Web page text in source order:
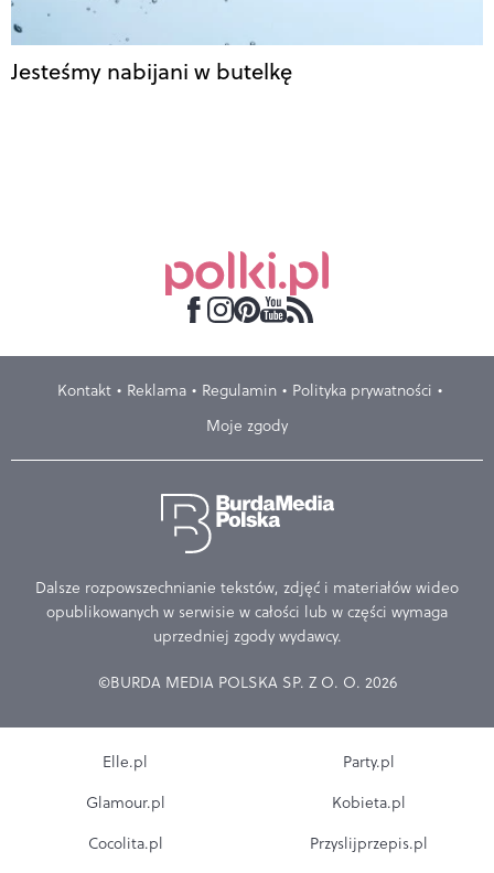
Jesteśmy nabijani w butelkę
Kontakt Reklama Regulamin
Polityka prywatności
Moje zgody
Dalsze rozpowszechnianie tekstów, zdjęć i materiałów wideo
opublikowanych w serwisie w całości lub w części wymaga
uprzedniej zgody wydawcy.
©BURDA MEDIA POLSKA SP. Z O. O. 2026
Elle.pl
Glamour.pl
Cocolita.pl
Party.pl
Kobieta.pl
Przyslijprzepis.pl